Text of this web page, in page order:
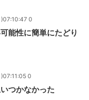
0
能性に簡単にたどり
0
つかなかった